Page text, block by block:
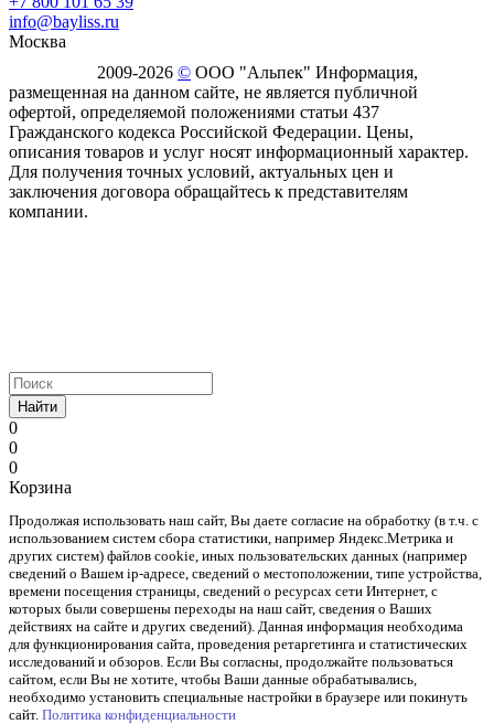
info@bayliss.ru
Москва
2009-2026 © ООО "Альпек" Информация,
размещенная на данном сайте, не является публичной
офертой, определяемой положениями статьи 437
Гражданского кодекса Российской Федерации. Цены,
описания товаров и услуг носят информационный характер.
Для получения точных условий, актуальных цен и
заключения договора обращайтесь к представителям
компании.
Найти
0
0
0
Корзина
Продолжая использовать наш cайт, Вы даете согласие на обработку (в т.ч. с
использованием систем сбора статистики, например Яндекс.Метрика и
других систем) файлов cookie, иных пользовательских данных (например
сведений о Вашем ip-адресе, сведений о местоположении, типе устройства,
времени посещения страницы, сведений о ресурсах сети Интернет, с
которых были совершены переходы на наш сайт, сведения о Ваших
действиях на сайте и других сведений). Данная информация необходима
для функционирования сайта, проведения ретаргетинга и статистических
исследований и обзоров. Если Вы согласны, продолжайте пользоваться
сайтом, если Вы не хотите, чтобы Ваши данные обрабатывались,
необходимо установить специальные настройки в браузере или покинуть
сайт. Политика конфиденциальности